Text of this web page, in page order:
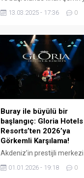
aldığı Tek Başına filminin
gösterimi, Ankara’da Kült
gerçekleştirildi. Bar
Tamer’in, kendi bestelerini
söyleyen saygın bir sanatçı
olma yolculuğunu anlatan
film, sinemaseverlerden
büyük ilgi gördü. Gösterime
filmin yönetmeni Aziz Alaca
de katıldı. Sinemanın...
13.03.2025 - 17:36 0
Buray ile büyülü bir
başlangıç: Gloria
Resorts’ten 2026’ya
Görkemli Karşılama!
Akdeniz’in prestijli merkezi
Belek’te yer alan Gloria
& Resorts, lüksü ve müziği
01.01.2026 - 19:18 0